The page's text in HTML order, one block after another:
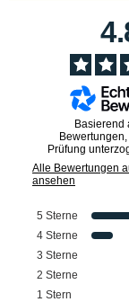
Basierend
Prüfung
Alle Bewertungen
ansehen
5 Sterne
4 Sterne
3 Sterne
2 Sterne
1 Stern